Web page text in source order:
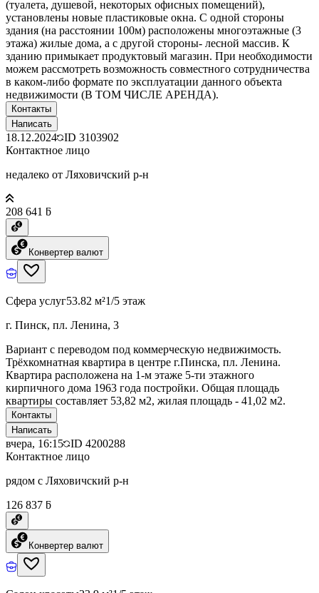
(туалета, душевой, некоторых офисных помещений),
установлены новые пластиковые окна. С одной стороны
здания (на расстоянии 100м) расположены многоэтажные (3
этажа) жилые дома, а с другой стороны- лесной массив. К
зданию примыкает продуктовый магазин. При необходимости
можем рассмотреть возможность совместного сотрудничества
в каком-либо формате по эксплуатации данного объекта
недвижимости (В ТОМ ЧИСЛЕ АРЕНДА).
Контакты
Написать
18.12.2024 ID 3103902
Контактное лицо
недалеко от Ляховичский р-н
208 641 ƃ
Конвертер валют
Сфера услуг53.82 м²1/5 этаж
г. Пинск, пл. Ленина, 3
Вариант с переводом под коммерческую недвижимость.
Трёхкомнатная квартира в центре г.Пинска, пл. Ленина.
Квартира расположена на 1-м этаже 5-ти этажного
кирпичного дома 1963 года постройки. Общая площадь
квартиры составляет 53,82 м2, жилая площадь - 41,02 м2.
Контакты
Написать
вчера, 16:15 ID 4200288
Контактное лицо
рядом с Ляховичский р-н
126 837 ƃ
Конвертер валют